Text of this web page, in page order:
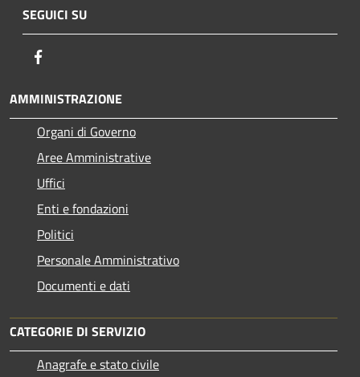
SEGUICI SU
AMMINISTRAZIONE
Organi di Governo
Aree Amministrative
Uffici
Enti e fondazioni
Politici
Personale Amministrativo
Documenti e dati
CATEGORIE DI SERVIZIO
Anagrafe e stato civile